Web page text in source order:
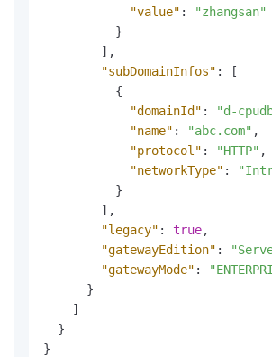
"value" :
"zhangsan"
}
] ,
"subDomainInfos" :
[
{
"domainId" : "d-
"name" : "abc.com" ,
"protocol" : "HTTP" ,
"networkType" :
}
] ,
"legacy" : true,
"gatewayEdition" :
"gatewayMode" :
}
]
}
}